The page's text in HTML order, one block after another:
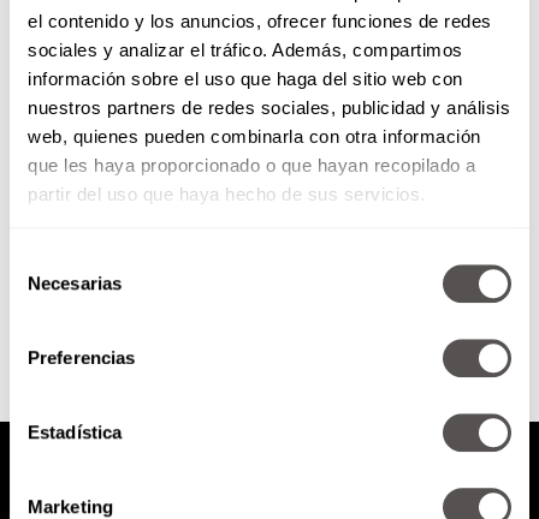
el contenido y los anuncios, ofrecer funciones de redes
sociales y analizar el tráfico. Además, compartimos
información sobre el uso que haga del sitio web con
nuestros partners de redes sociales, publicidad y análisis
web, quienes pueden combinarla con otra información
que les haya proporcionado o que hayan recopilado a
partir del uso que haya hecho de sus servicios.
Necesarias
Preferencias
Estadística
Marketing
Voceadores
¿Creen que Internet está
tumbándoles la chamba? Hoy
vamos a hablar de eso y de todo
lo que no sabían...